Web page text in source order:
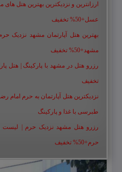
ارزانترین و نزدیکترین بهترین هتل
عسل+50% تخفیف
بهترین هتل آپارتمان مشهد نزدیک
مشهد+50% تخفیف
تخفیف
نزدیکترین هتل آپارتمان به حرم امام
طبرسی با غذا و پارکینگ
رزرو هتل مشهد نزدیک حرم | لیست
حرم+50% تخفیف